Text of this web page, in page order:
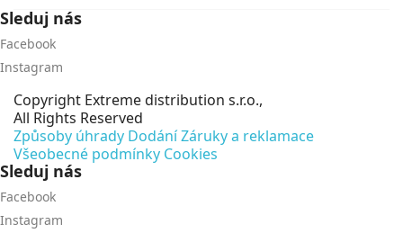
Sleduj nás
Facebook
Instagram
Copyright Extreme distribution s.r.o.,
All Rights Reserved
Způsoby úhrady DodáníZáruky a reklamace
Všeobecné podmínky Cookies
Sleduj nás
Facebook
Instagram